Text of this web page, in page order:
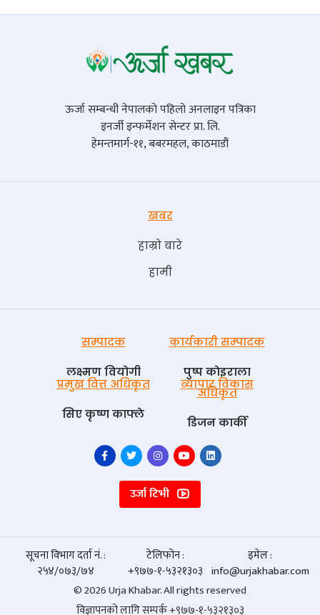
ऊर्जा सम्बन्धी नेपालको पहिलो अनलाइन पत्रिका
इनर्जी इन्फर्मेशन सेन्टर प्रा. लि.
हेमन्तमार्ग-११, बबरमहल, काठमाडौं
खबर
हाम्रो बारे
हामी
सम्पादक
लक्ष्मण वियोगी
कार्यकारी सम्पादक
पुष्प काेइराला
प्रमुख वित्त अधिकृत
सिए कृष्ण काफ्ले
व्यापार विकास
अधिकृत
डिजन कार्की
उर्जा टिभी
सूचना विभाग दर्ता नं. :
२५४/०७३/७४
टेलिफोन :
+९७७-१-५३२१३०३
इमेल :
info@urjakhabar.com
© 2026 Urja Khabar. All rights reserved
विज्ञापनको लागि सम्पर्क +९७७-१-५३२१३०३